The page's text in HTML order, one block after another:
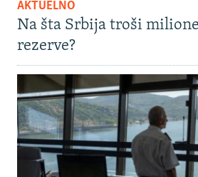
AKTUELNO
Na šta Srbija troši
rezerve?